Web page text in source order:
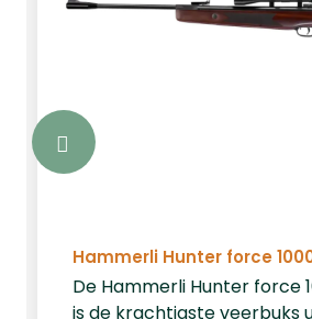
Hammerli Hunter force
De Hammerli Hunter force
is de krachtigste veerbuks